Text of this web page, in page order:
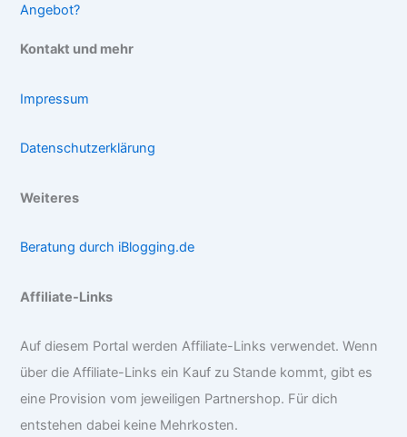
Angebot?
Kontakt und mehr
Impressum
Datenschutzerklärung
Weiteres
Beratung durch iBlogging.de
Affiliate-Links
Auf diesem Portal werden Affiliate-Links verwendet. Wenn
über die Affiliate-Links ein Kauf zu Stande kommt, gibt es
eine Provision vom jeweiligen Partnershop. Für dich
entstehen dabei keine Mehrkosten.